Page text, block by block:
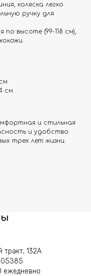
коляска легко
ручку для
по высоте (99-118 см),
см
и стильная
и удобство
трех лет жизни.
тракт, 132А
ежедневно